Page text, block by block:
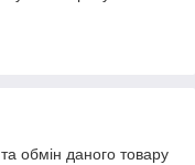
обмін даного товару